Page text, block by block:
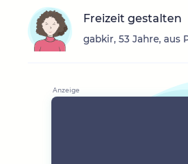
Freizeit gestalten
gabkir, 53 Jahre, aus